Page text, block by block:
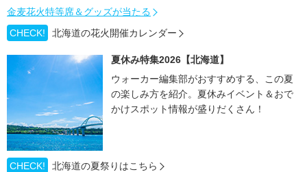
金麦花火特等席＆グッズが当たる
CHECK!
北海道の花火開催カレンダー
夏休み特集2026【北海道】
ウォーカー編集部がおすすめする、この夏
の楽しみ方を紹介。夏休みイベント＆おで
かけスポット情報が盛りだくさん！
CHECK! 北海道の夏祭りはこちら